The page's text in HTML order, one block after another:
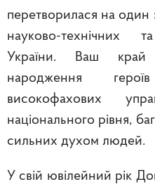
перетворилася на один
науково-технічних
України. Ваш
народження
високофахових
національного рівня,
сильних духом людей.
У свій ювілейний рік